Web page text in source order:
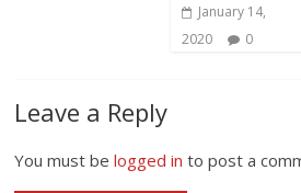
January 14,
2020
0
Leave a Reply
You must belogged in to post a